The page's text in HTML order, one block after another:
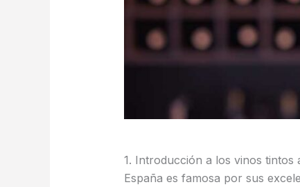
1. Introducción a los vinos tintos
España es famosa por sus